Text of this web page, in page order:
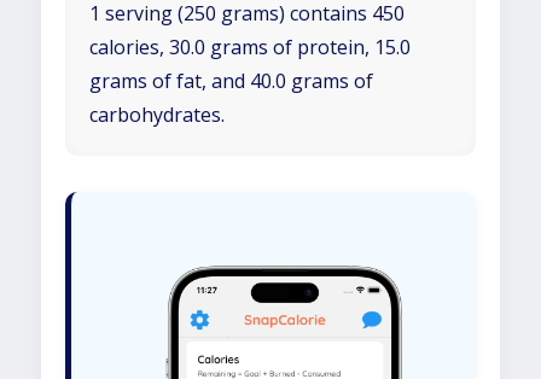
1 serving (250 grams) contains 450
calories, 30.0 grams of protein, 15.0
grams of fat, and 40.0 grams of
carbohydrates.